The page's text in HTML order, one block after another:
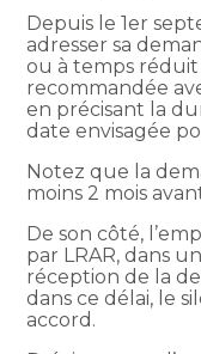
Depuis le 1er
adresser sa
ou à temps
recommandée
en précisant la
date envisagée
Notez que la
moins 2 mois
De son côté,
par LRAR, dans
réception de la
dans ce délai, le
accord.